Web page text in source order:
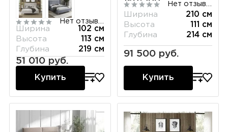
Ширина
102 см
Высота
113 см
Глубина
219 см
51 010 руб.
Купить
160/200
Ширина
210 см
Высота
111 см
Глубина
214 см
91 500 руб.
Купить